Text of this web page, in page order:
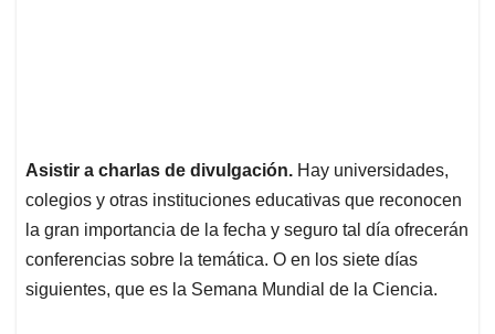
Asistir a charlas de divulgación. Hay universidades,
colegios y otras instituciones educativas que reconocen
la gran importancia de la fecha y seguro tal día ofrecerán
conferencias sobre la temática. O en los siete días
siguientes, que es la Semana Mundial de la Ciencia.